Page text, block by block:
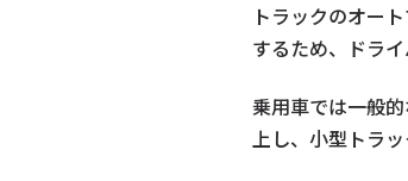
トラックのオー
するため、ドラ
乗用車では一般
上し、小型トラッ